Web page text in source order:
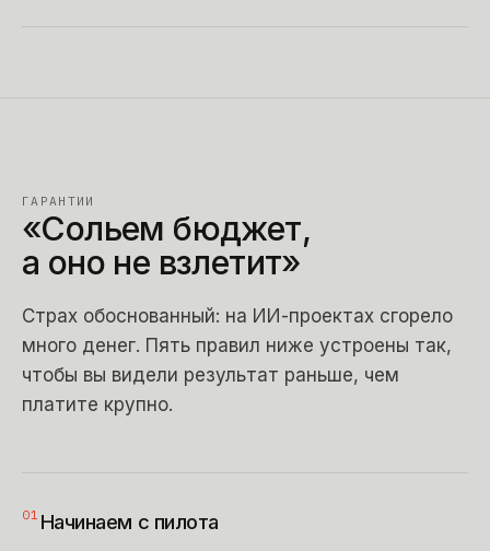
ГАРАНТИИ
«Сольем бюджет,
а оно не взлетит»
Страх обоснованный: на ИИ-проектах сгорело
много денег. Пять правил ниже устроены так,
чтобы вы видели результат раньше, чем
платите крупно.
01 Начинаем с пилота